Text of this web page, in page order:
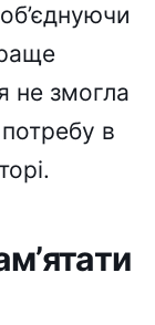
не змогла
в